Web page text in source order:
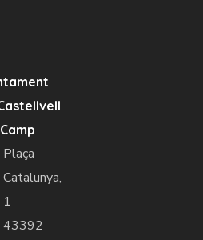
Plaça
Catalunya,
1
43392